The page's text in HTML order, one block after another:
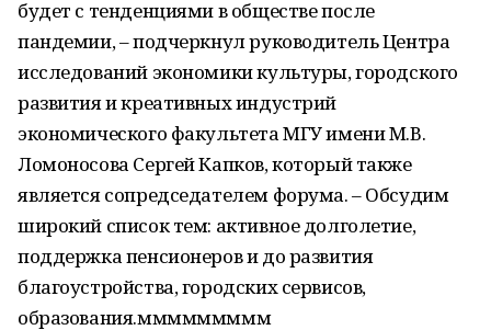
будет с тенденциями в обществе после
пандемии, – подчеркнул руководитель Центра
исследований экономики культуры, городского
развития и креативных индустрий
экономического факультета МГУ имени М.В.
Ломоносова Сергей Капков, который также
является сопредседателем форума. – Обсудим
широкий список тем: активное долголетие,
поддержка пенсионеров и до развития
благоустройства, городских сервисов,
образования.ммммммммм